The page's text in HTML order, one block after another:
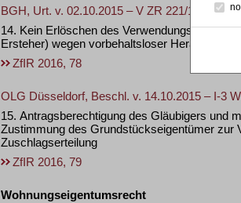
BGH, Urt. v. 02.10.2015 – V ZR 221/14
14. Kein Erlöschen des
Ersteher) wegen vorbehaltsloser Herausgabe
ZfIR 2016, 78
OLG Düsseldorf, Beschl. v. 14.10.2015 – I-3
15. Antragsberechtigung des Gläubigers und
Zustimmung des Grundstückseigentümer zur
Zuschlagserteilung
ZfIR 2016, 79
Wohnungseigentumsrecht